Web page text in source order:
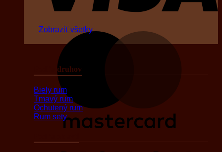
Zobraziť všetky
Podľa druhov
Biely rum
Tmavý rum
Ochutený rum
Rum sety